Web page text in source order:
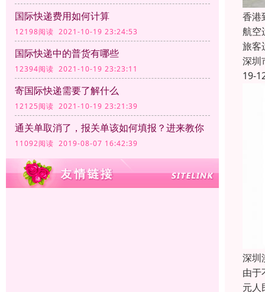
国际快递费用如何计算
12198阅读 2021-10-19 23:24:53
国际快递中的普货有哪些
12394阅读 2021-10-19 23:23:11
寄国际快递需要了解什么
12125阅读 2021-10-19 23:21:39
通关单取消了，报关单该如何填报？进来教你
11092阅读 2019-08-07 16:42:39
香港
航空
旅客
深圳
19-
深圳
由于
元人